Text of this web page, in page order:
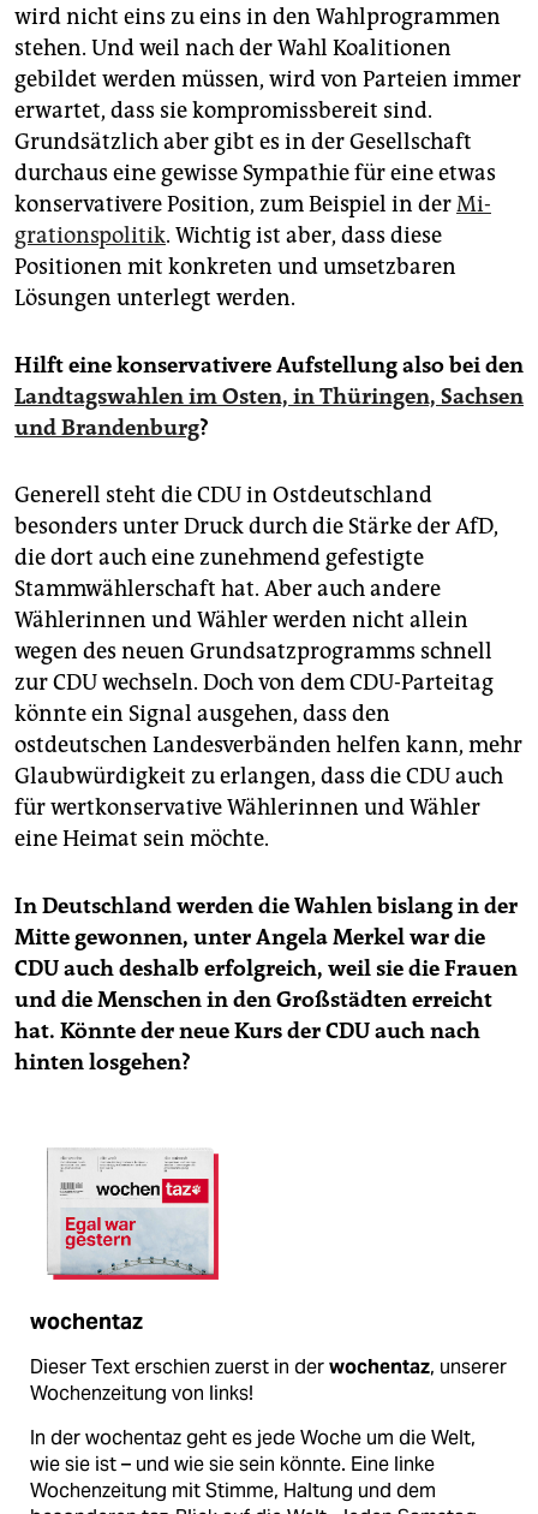
wird nicht eins zu eins in den Wahlprogrammen
stehen. Und weil nach der Wahl Koalitionen
gebildet werden müssen, wird von Parteien immer
erwartet, dass sie ­kompromissbereit sind.
Grundsätzlich aber gibt es in der Gesellschaft
durchaus eine gewisse Sympathie für eine etwas
konservativere Position, zum Beispiel in derMi­
gra­tions­po­li­tik. Wichtig ist aber, dass diese
Positionen mit konkreten und umsetzbaren
Lösungen unterlegt werden.
Hilft eine konservativere Aufstellung also bei den
Landtagswahlen im Osten, in Thüringen, Sachsen
und Brandenburg?
Generell steht die CDU in Ostdeutschland
besonders unter Druck durch die Stärke der AfD,
die dort auch eine zunehmend gefestigte
Stammwählerschaft hat. Aber auch andere
Wählerinnen und Wähler werden nicht allein
wegen des neuen Grundsatzprogramms schnell
zur CDU wechseln. Doch von dem CDU-Parteitag
könnte ein Signal ausgehen, dass den
ostdeutschen Landesverbänden helfen kann, mehr
Glaubwürdigkeit zu erlangen, dass die CDU auch
für wertkonservative Wählerinnen und Wähler
eine Heimat sein möchte.
In Deutschland werden die Wahlen bislang in der
Mitte gewonnen, unter Angela Merkel war die
CDU auch deshalb erfolgreich, weil sie die Frauen
und die Menschen in den Großstädten erreicht
hat. Könnte der neue Kurs der CDU auch nach
hinten losgehen?
wochentaz
Dieser Text erschien zuerst in derwochentaz, unserer
Wochenzeitung von links!
In der wochentaz geht es jede Woche um die Welt,
wie sie ist – und wie sie sein könnte. Eine linke
Wochenzeitung mit Stimme, Haltung und dem